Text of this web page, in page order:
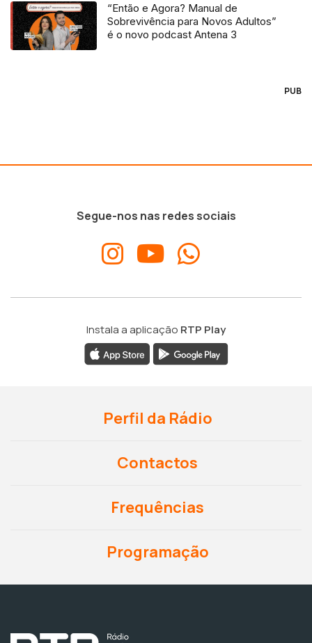
“Então e Agora? Manual de
Sobrevivência para Novos Adultos”
é o novo podcast Antena 3
PUB
Segue-nos nas redes sociais
Instala a aplicação RTP Play
Perfil da Rádio
Contactos
Frequências
Programação